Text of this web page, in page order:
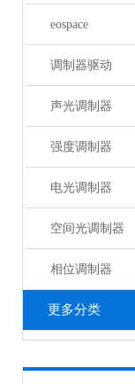
eospace
调制器驱动
声光调制器
强度调制器
电光调制器
空间光调制器
相位调制器
更多分类